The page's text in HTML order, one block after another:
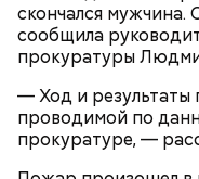
скончался мужчина.
сообщила
прокуратуры
— Ход и результаты
проводимой по
прокуратуре, —
Родственники
вызвать
распределял их
либопокупал на